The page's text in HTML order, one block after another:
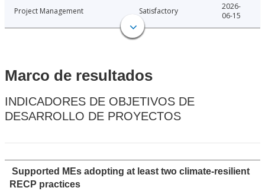
Project Management Satisfactory
2026-
06-15
Marco de resultados
INDICADORES DE OBJETIVOS DE
DESARROLLO DE PROYECTOS
Supported MEs adopting at least two climate-resilient
RECP practices